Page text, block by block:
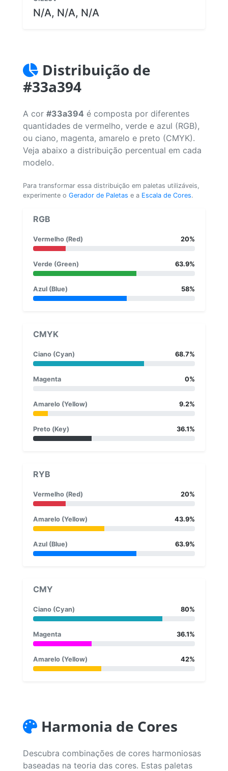
N/A, N/A, N/A
Distribuição de
#33a394
A cor #33a394 é composta por diferentes
quantidades de vermelho, verde e azul (RGB),
ou ciano, magenta, amarelo e preto (CMYK).
Veja abaixo a distribuição percentual em cada
modelo.
Para transformar essa distribuição em paletas utilizáveis,
experimente o Gerador de Paletas e a Escala de Cores.
RGB
Vermelho (Red) 20%
Verde (Green) 63.9%
Azul (Blue) 58%
CMYK
Ciano (Cyan) 68.7%
Magenta 0%
Amarelo (Yellow) 9.2%
Preto (Key) 36.1%
RYB
Vermelho (Red) 20%
Amarelo (Yellow) 43.9%
Azul (Blue) 63.9%
CMY
Ciano (Cyan) 80%
Magenta 36.1%
Amarelo (Yellow) 42%
Harmonia de Cores
Descubra combinações de cores harmoniosas
baseadas na teoria das cores. Estas paletas